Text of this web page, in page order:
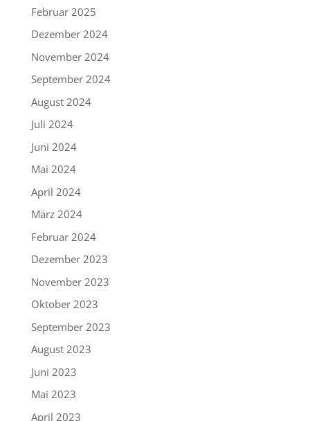
Februar 2025
Dezember 2024
November 2024
September 2024
August 2024
Juli 2024
Juni 2024
Mai 2024
April 2024
März 2024
Februar 2024
Dezember 2023
November 2023
Oktober 2023
September 2023
August 2023
Juni 2023
Mai 2023
April 2023